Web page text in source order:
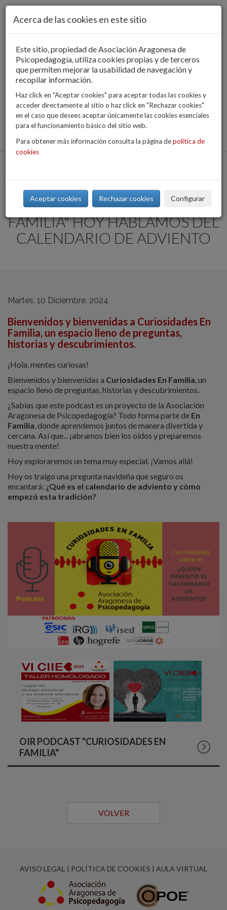
Pasar al contenido principal
CONTACTO AULA VIRTUAL
Formulario de
búsqueda
PODCAST "CURIOSIDADES EN
FAMILIA" HOY HABLAMOS DEL
CALENDARIO DE ADVIENTO
Martes, 10 Diciembre, 2024
Bienvenidos y bienvenidas a Curiosidades En
Familia, un espacio lleno de preguntas,
historias y descubrimientos.
¡Hola, mentes curiosas!
Bienvenidos y bienvenidas a Curiosidades En Familia, un
espacio lleno de preguntas, historias y descubrimientos.
¿Sabías que este podcast es un proyecto de la Asociación
Aragonesa de Psicopedagogía? Todo forma parte de En
Familia, donde aprendemos juntos de manera divertida y
cercana. Así que... ¡abramos bien los oídos y preparemos
nuestra mente!
Hoy exploraremos un tema muy especial. ¡Vamos allá!
Hoy os traigo una pregunta navideña que seguro os
encantará: ¿Qué es el calendario de adviento y cómo
empezó esta tradición?
OIR PODCAST "CURIOSIDADES EN
FAMILIA"
VOLVER
AVISO LEGAL | POLÍTICA DE COOKIES | AULA VIRTUAL
Acerca de las cookies en este sitio
Este sitio, propiedad de Asociación Aragonesa de
Psicopedagogía, utiliza cookies propias y de terceros
que permiten mejorar la usabilidad de navegación y
recopilar información.
Haz click en "Aceptar cookies" para aceptar todas las cookies y
acceder directamente al sitio o haz click en "Rechazar cookies"
en el caso que desees aceptar únicamente las cookies esenciales
para el funcionamiento básico del sitio web.
Para obtener más información consulta la página depolítica de
cookies
Aceptar cookies Rechazar cookies Configurar